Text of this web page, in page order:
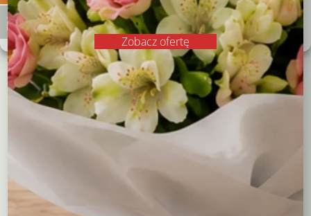
Zobacz preferencje
Polityka plików cookiesPolityka prywatności
49,00zł
Czytaj dalej
122,00zł
Czytaj dalej
Róże
Kreatory bukietów
Zobacz ofertę